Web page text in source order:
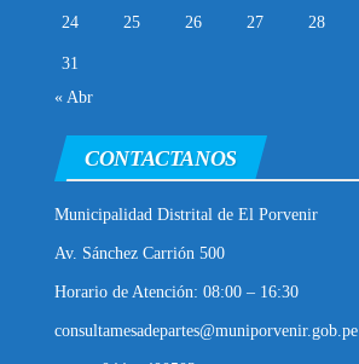
24 25 26 27 28
31
« Abr
CONTACTANOS
Municipalidad Distrital de El Porvenir
Av. Sánchez Carrión 500
Horario de Atención: 08:00 – 16:30
consultamesadepartes@muniporvenir.gob.pe